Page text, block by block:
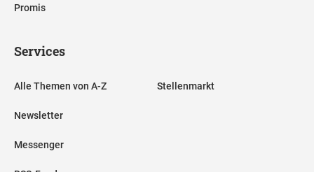
Promis
Services
Alle Themen von A-Z
Newsletter
Messenger
Stellenmarkt